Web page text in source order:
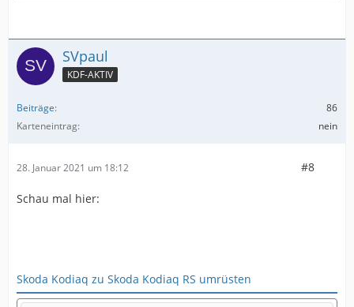
SVpaul
KDF-AKTIV
Beiträge
86
Karteneintrag
nein
28. Januar 2021 um 18:12 #8
Schau mal hier:
Skoda Kodiaq zu Skoda Kodiaq RS umrüsten